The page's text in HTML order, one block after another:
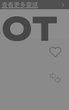
查看更多靈感